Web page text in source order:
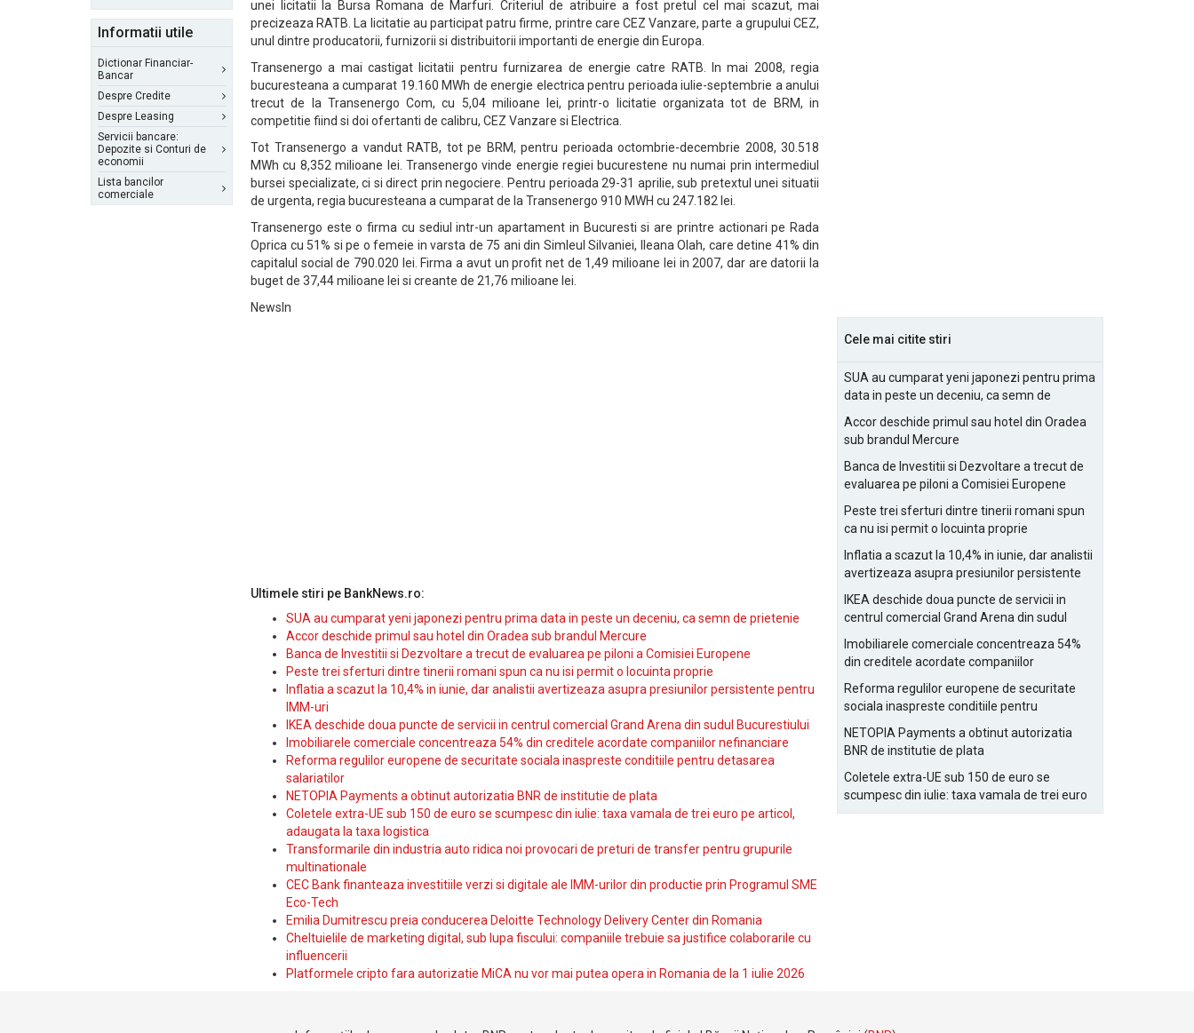
Informatii utile
Dictionar Financiar-
Bancar
Despre Credite
Despre Leasing
Servicii bancare:
Depozite si Conturi de
economii
Lista bancilor
comerciale
unei licitatii la Bursa Romana de Marfuri. Criteriul de atribuire a fost pretul cel mai scazut, mai
precizeaza RATB. La licitatie au participat patru firme, printre care CEZ Vanzare, parte a grupului CEZ,
unul dintre producatorii, furnizorii si distribuitorii importanti de energie din Europa.
Transenergo a mai castigat licitatii pentru furnizarea de energie catre RATB. In mai 2008, regia
bucuresteana a cumparat 19.160 MWh de energie electrica pentru perioada iulie-septembrie a anului
trecut de la Transenergo Com, cu 5,04 milioane lei, printr-o licitatie organizata tot de BRM, in
competitie fiind si doi ofertanti de calibru, CEZ Vanzare si Electrica.
Tot Transenergo a vandut RATB, tot pe BRM, pentru perioada octombrie-decembrie 2008, 30.518
MWh cu 8,352 milioane lei. Transenergo vinde energie regiei bucurestene nu numai prin intermediul
bursei specializate, ci si direct prin negociere. Pentru perioada 29-31 aprilie, sub pretextul unei situatii
de urgenta, regia bucuresteana a cumparat de la Transenergo 910 MWH cu 247.182 lei.
Transenergo este o firma cu sediul intr-un apartament in Bucuresti si are printre actionari pe Rada
Oprica cu 51% si pe o femeie in varsta de 75 ani din Simleul Silvaniei, Ileana Olah, care detine 41% din
capitalul social de 790.020 lei. Firma a avut un profit net de 1,49 milioane lei in 2007, dar are datorii la
buget de 37,44 milioane lei si creante de 21,76 milioane lei.
NewsIn
Ultimele stiri pe BankNews.ro:
SUA au cumparat yeni japonezi pentru prima data in peste un deceniu, ca semn de prietenie
Accor deschide primul sau hotel din Oradea sub brandul Mercure
Banca de Investitii si Dezvoltare a trecut de evaluarea pe piloni a Comisiei Europene
Peste trei sferturi dintre tinerii romani spun ca nu isi permit o locuinta proprie
Inflatia a scazut la 10,4% in iunie, dar analistii avertizeaza asupra presiunilor persistente pentru
IMM-uri
IKEA deschide doua puncte de servicii in centrul comercial Grand Arena din sudul Bucurestiului
Imobiliarele comerciale concentreaza 54% din creditele acordate companiilor nefinanciare
Reforma regulilor europene de securitate sociala inaspreste conditiile pentru detasarea
salariatilor
NETOPIA Payments a obtinut autorizatia BNR de institutie de plata
Coletele extra-UE sub 150 de euro se scumpesc din iulie: taxa vamala de trei euro pe articol,
adaugata la taxa logistica
Transformarile din industria auto ridica noi provocari de preturi de transfer pentru grupurile
multinationale
CEC Bank finanteaza investitiile verzi si digitale ale IMM-urilor din productie prin Programul SME
Eco-Tech
Emilia Dumitrescu preia conducerea Deloitte Technology Delivery Center din Romania
Cheltuielile de marketing digital, sub lupa fiscului: companiile trebuie sa justifice colaborarile cu
influencerii
Platformele cripto fara autorizatie MiCA nu vor mai putea opera in Romania de la 1 iulie 2026
Cele mai citite stiri
SUA au cumparat yeni japonezi pentru prima
data in peste un deceniu, ca semn de
Accor deschide primul sau hotel din Oradea
sub brandul Mercure
Banca de Investitii si Dezvoltare a trecut de
evaluarea pe piloni a Comisiei Europene
Peste trei sferturi dintre tinerii romani spun
ca nu isi permit o locuinta proprie
Inflatia a scazut la 10,4% in iunie, dar analistii
avertizeaza asupra presiunilor persistente
IKEA deschide doua puncte de servicii in
centrul comercial Grand Arena din sudul
Imobiliarele comerciale concentreaza 54%
din creditele acordate companiilor
Reforma regulilor europene de securitate
sociala inaspreste conditiile pentru
NETOPIA Payments a obtinut autorizatia
BNR de institutie de plata
Coletele extra-UE sub 150 de euro se
scumpesc din iulie: taxa vamala de trei euro
pe articol, adaugata la taxa logistica